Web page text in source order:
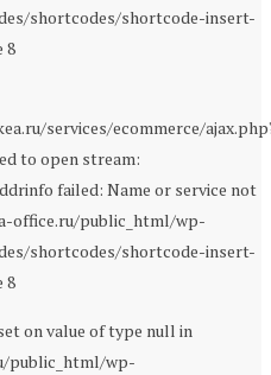
shortcodes/shortcode-insert-
8
services/ecommerce/
to open stream:
failed: Name or service not
office.ru/public_html/wp-
shortcodes/shortcode-insert-
8
on value of type null in
public_html/wp-